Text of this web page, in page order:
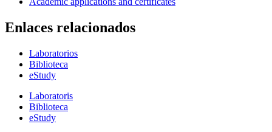
Enlaces relacionados
Laboratorios
Biblioteca
eStudy
Laboratoris
Biblioteca
eStudy